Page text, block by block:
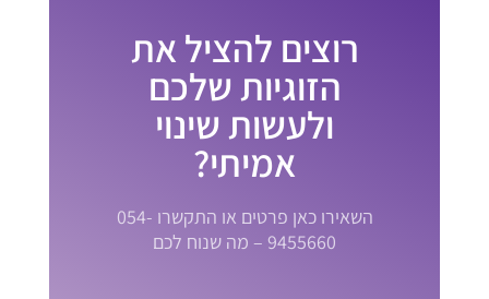
רוצים להציל את
הזוגיות שלכם
ולעשות שינוי
אמיתי?
השאירו כאן פרטים או התקשרו 054-
9455660 – מה שנוח לכם